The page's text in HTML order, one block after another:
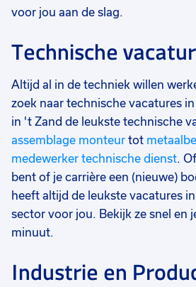
voor jou aan de slag.
Technische
Altijd al in de techniek willen
zoek naar technische vacatures
in 't Zand de leukste technische
assemblage monteur tot
medewerker technische dienst.
bent of je carrière een (nieuwe)
heeft altijd de leukste vacatures
sector voor jou. Bekijk ze snel en
minuut.
Industrie en